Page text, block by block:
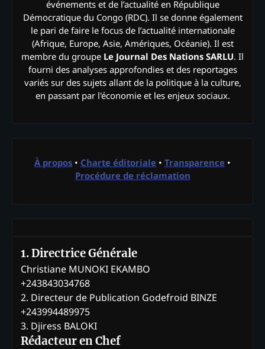
événements et de l’actualité en République
Démocratique du Congo (RDC). Il se donne également
le pari de faire le focus de l’actualité internationale
(Afrique, Europe, Asie, Amériques, Océanie). Il est
membre du groupe Le Journal Des Nations SARLU. Il
fourni des analyses approfondies et des reportages
variés sur des sujets allant de la politique à la culture,
en passant par l'économie et les enjeux sociaux.
À propos • Charte éditoriale • Transparence •
Procédure de réclamation
1. Directrice Générale
Christiane MUNOKI EKAMBO
+243843034768
2. Directeur de Publication Godefroid BINZE
+243994489975
3. Djiress BALOKI
Rédacteur en Chef